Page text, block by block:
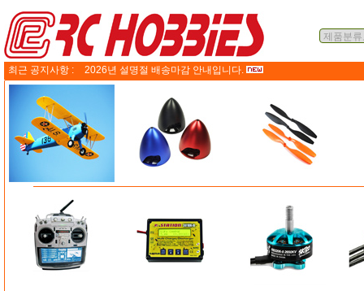
최근 공지사항 : 2026년 설명절 배송마감 안내입니다.